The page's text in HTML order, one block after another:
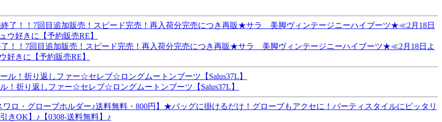
！！7回目追加販売！スピード完売！再入荷分完売につき再販★サラ 美脚ヴィンテージニーハイブーツ★≪2月18日よ
きに【予約販売RE】
折り返しファー☆セレブ☆ロングムートンブーツ【Salus37L】